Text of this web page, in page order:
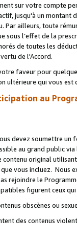
sur votre compte
jusqu'à un montant
Par ailleurs, toute
sous l’effet de la
de toutes les
de l'Accord.
faveur pour
ultérieure qui vous est
au
devez soumettre
au grand public
contenu original
vous incluez. Nous
rejoindre le
figurent ceux
obscènes ou
des contenus